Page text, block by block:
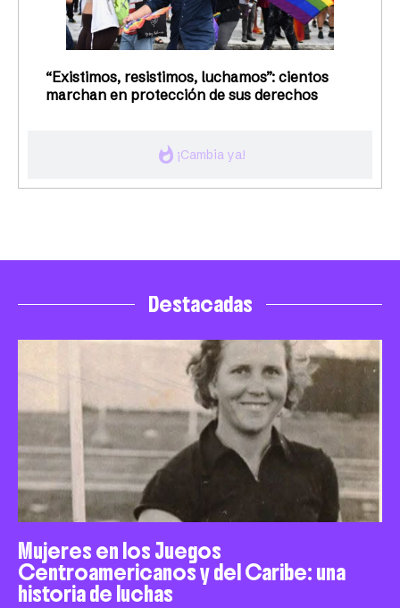
whatshot ¡Cambia ya!
“Existimos, resistimos, luchamos”: cientos
marchan en protección de sus derechos
Destacadas
Mujeres en los Juegos
Centroamericanos y del Caribe: una
historia de luchas